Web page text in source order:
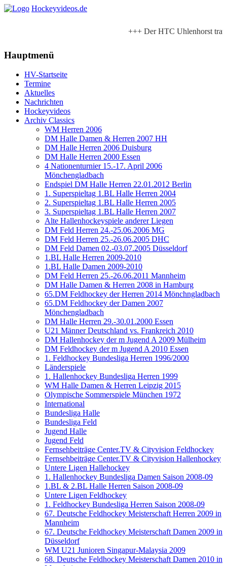
Hockeyvideos.de
+++ Der HTC Uhlenhorst
Hauptmenü
HV-Startseite
Termine
Aktuelles
Nachrichten
Hockeyvideos
Archiv Classics
WM Herren 2006
DM Halle Damen & Herren 2007 HH
DM Halle Herren 2006 Duisburg
DM Halle Herren 2000 Essen
4 Nationenturnier 15.-17. April 2006
Mönchengladbach
Endspiel DM Halle Herren 22.01.2012 Berlin
1. Superspieltag 1.BL Halle Herren 2004
2. Superspieltag 1.BL Halle Herren 2005
3. Superspieltag 1.BL Halle Herren 2007
Alte Hallenhockeyspiele anderer Liegen
DM Feld Herren 24.-25.06.2006 MG
DM Feld Herren 25.-26.06.2005 DHC
DM Feld Damen 02.-03.07.2005 Düsseldorf
1.BL Halle Herren 2009-2010
1.BL Halle Damen 2009-2010
DM Feld Herren 25.-26.06.2011 Mannheim
DM Halle Damen & Herren 2008 in Hamburg
65.DM Feldhockey der Herren 2014 Mönchngladbach
65.DM Feldhockey der Damen 2007
Mönchengladbach
DM Halle Herren 29.-30.01.2000 Essen
U21 Männer Deutschland vs. Frankreich 2010
DM Hallenhockey der m Jugend A 2009 Mülheim
DM Feldhockey der m Jugend A 2010 Essen
1. Feldhockey Bundesliga Herren 1996/2000
Länderspiele
1. Hallenhockey Bundesliga Herren 1999
WM Halle Damen & Herren Leipzig 2015
Olympische Sommerspiele München 1972
International
Bundesliga Halle
Bundesliga Feld
Jugend Halle
Jugend Feld
Fernsehbeiträge Center.TV & Cityvision Feldhockey
Fernsehbeiträge Center.TV & Cityvision Hallenhockey
Untere Ligen Hallehockey
1. Hallenhockey Bundesliga Damen Saison 2008-09
1.BL & 2.BL Halle Herren Saison 2008-09
Untere Ligen Feldhockey
1. Feldhockey Bundesliga Herren Saison 2008-09
67. Deutsche Feldhockey Meisterschaft Herren 2009 in
Mannheim
67. Deutsche Feldhockey Meisterschaft Damen 2009 in
Düsseldorf
WM U21 Junioren Singapur-Malaysia 2009
68. Deutsche Feldhockey Meisterschaft Damen 2010 in